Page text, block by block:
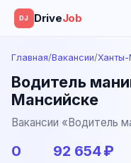
DJ DriveJob
Главная/Вакансии/
Водитель
Мансийске
Вакансии «Водитель
0 92 654 ₽